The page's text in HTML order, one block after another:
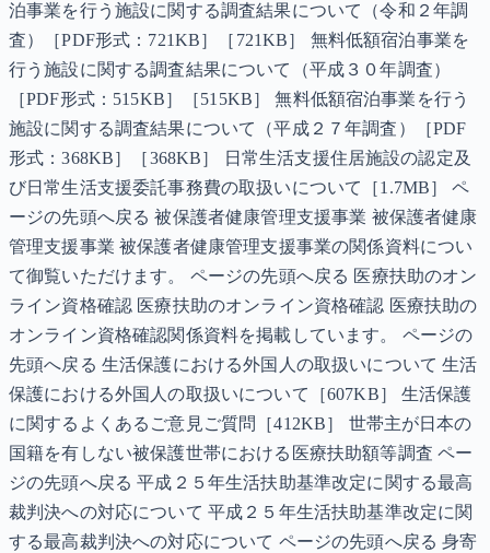
泊事業を行う施設に関する調査結果について（令和２年調
査）［PDF形式：721KB］［721KB］ 無料低額宿泊事業を
行う施設に関する調査結果について（平成３０年調査）
［PDF形式：515KB］［515KB］ 無料低額宿泊事業を行う
施設に関する調査結果について（平成２７年調査）［PDF
形式：368KB］［368KB］ 日常生活支援住居施設の認定及
び日常生活支援委託事務費の取扱いについて［1.7MB］ ペ
ージの先頭へ戻る 被保護者健康管理支援事業 被保護者健康
管理支援事業 被保護者健康管理支援事業の関係資料につい
て御覧いただけます。 ページの先頭へ戻る 医療扶助のオン
ライン資格確認 医療扶助のオンライン資格確認 医療扶助の
オンライン資格確認関係資料を掲載しています。 ページの
先頭へ戻る 生活保護における外国人の取扱いについて 生活
保護における外国人の取扱いについて［607KB］ 生活保護
に関するよくあるご意見ご質問［412KB］ 世帯主が日本の
国籍を有しない被保護世帯における医療扶助額等調査 ペー
ジの先頭へ戻る 平成２５年生活扶助基準改定に関する最高
裁判決への対応について 平成２５年生活扶助基準改定に関
する最高裁判決への対応について ページの先頭へ戻る 身寄